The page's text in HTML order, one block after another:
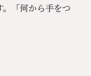
「何から手をつ